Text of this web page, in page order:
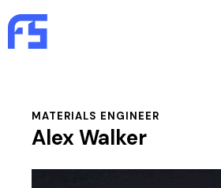
MATERIALS ENGINEER
Alex Walker